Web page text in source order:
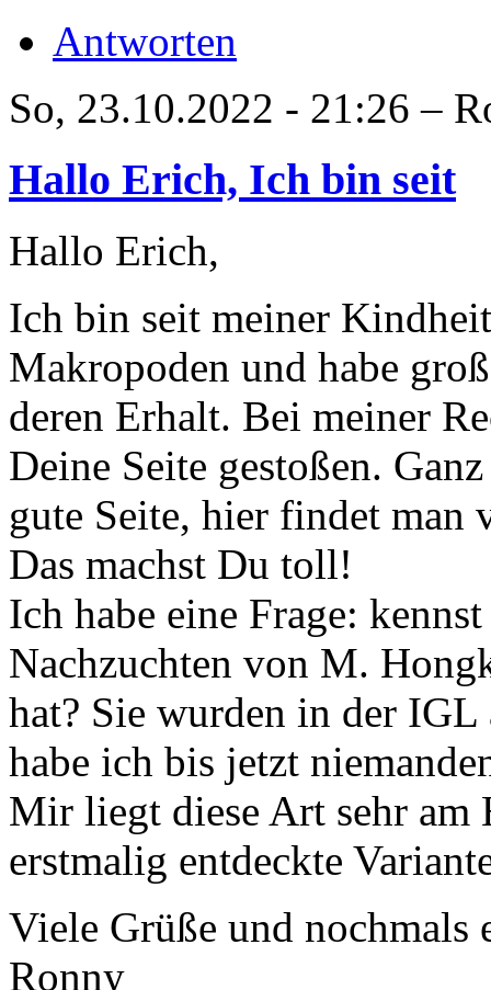
Antworten
So, 23.10.2022 - 21:26 –
Hallo Erich, Ich bin seit
Hallo Erich,
Ich bin seit meiner
Makropoden und habe
deren Erhalt. Bei meiner
Deine Seite gestoßen.
gute Seite, hier findet man
Das machst Du toll!
Ich habe eine Frage:
Nachzuchten von M.
hat? Sie wurden in der
habe ich bis jetzt
Mir liegt diese Art sehr am
erstmalig entdeckte
Viele Grüße und
Ronny